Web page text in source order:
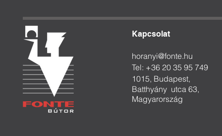
Kapcsolat
horanyi@fonte.hu
Tel: +36 20 35 95 749
1015, Budapest,
Batthyány utca 63,
Magyarország